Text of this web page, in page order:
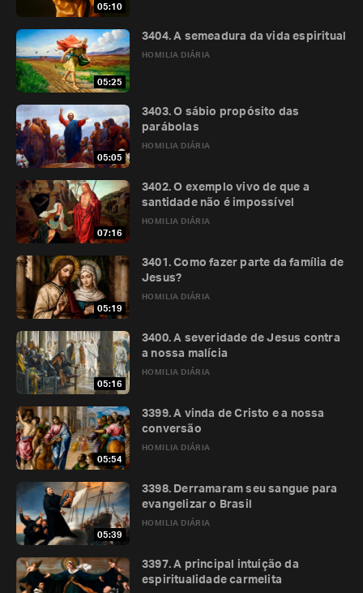
05:10
05:25
HOMILIA DIÁRIA
3404. A semeadura da vida espiritual
05:05
HOMILIA DIÁRIA
3403. O sábio propósito das
parábolas
07:16
HOMILIA DIÁRIA
3402. O exemplo vivo de que a
santidade não é impossível
05:19
HOMILIA DIÁRIA
3401. Como fazer parte da família de
Jesus?
05:16
HOMILIA DIÁRIA
3400. A severidade de Jesus contra
a nossa malícia
05:54
HOMILIA DIÁRIA
3399. A vinda de Cristo e a nossa
conversão
05:39
HOMILIA DIÁRIA
3398. Derramaram seu sangue para
evangelizar o Brasil
3397. A principal intuição da
espiritualidade carmelita